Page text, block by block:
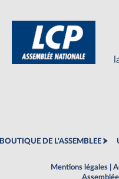
BOUTIQUE DE L'ASSEMBLEE
Mentions légales